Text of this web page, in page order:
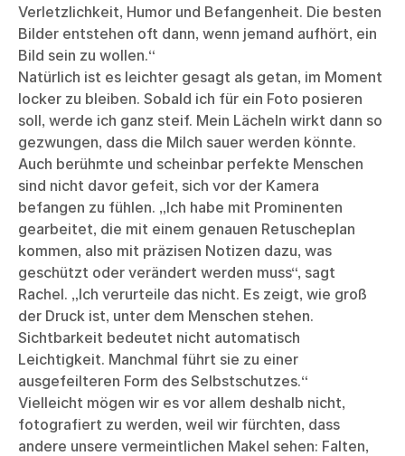
Verletzlichkeit, Humor und Befangenheit. Die besten
Bilder entstehen oft dann, wenn jemand aufhört, ein
Bild sein zu wollen.“
Natürlich ist es leichter gesagt als getan, im Moment
locker zu bleiben. Sobald ich für ein Foto posieren
soll, werde ich ganz steif. Mein Lächeln wirkt dann so
gezwungen, dass die Milch sauer werden könnte.
Auch berühmte und scheinbar perfekte Menschen
sind nicht davor gefeit, sich vor der Kamera
befangen zu fühlen. „Ich habe mit Prominenten
gearbeitet, die mit einem genauen Retuscheplan
kommen, also mit präzisen Notizen dazu, was
geschützt oder verändert werden muss“, sagt
Rachel. „Ich verurteile das nicht. Es zeigt, wie groß
der Druck ist, unter dem Menschen stehen.
Sichtbarkeit bedeutet nicht automatisch
Leichtigkeit. Manchmal führt sie zu einer
ausgefeilteren Form des Selbstschutzes.“
Vielleicht mögen wir es vor allem deshalb nicht,
fotografiert zu werden, weil wir fürchten, dass
andere unsere vermeintlichen Makel sehen: Falten,